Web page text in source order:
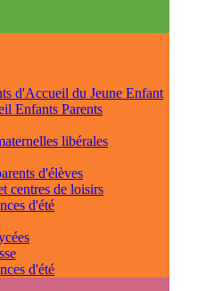
d'Accueil du Jeune Enfant
Enfants Parents
libérales
d'élèves
centres de loisirs
d'été
d'été